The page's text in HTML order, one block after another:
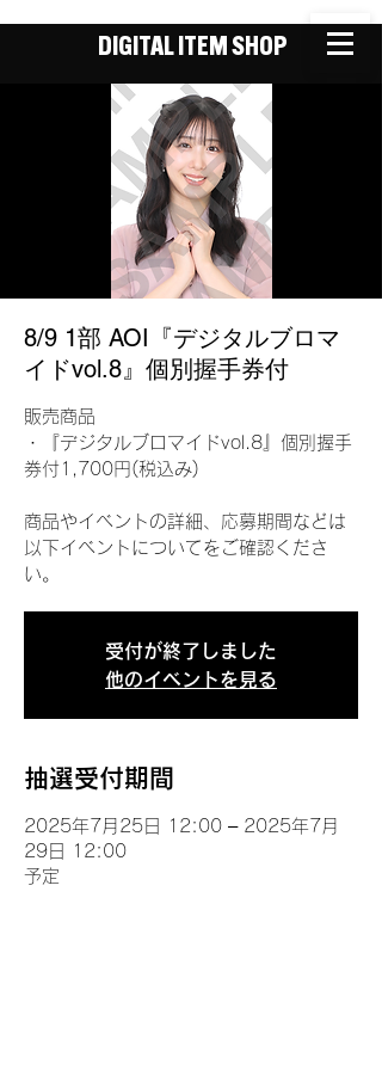
DIGITAL ITEM SHOP
8/9 1部 AOI『デジタルブロマ
イドvol.8』個別握手券付
販売商品
・『デジタルブロマイドvol.8』個別握手
券付1,700円(税込み)
商品やイベントの詳細、応募期間などは
以下イベントについてをご確認くださ
い。
受付が終了しました
他のイベントを見る
抽選受付期間
2025年7月25日 12:00 – 2025年7月
29日 12:00
予定